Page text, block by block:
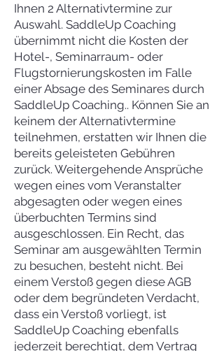
Ihnen 2 Alternativtermine zur
Auswahl. SaddleUp Coaching
übernimmt nicht die Kosten der
Hotel-, Seminarraum- oder
Flugstornierungskosten im Falle
einer Absage des Seminares durch
SaddleUp Coaching.. Können Sie an
keinem der Alternativtermine
teilnehmen, erstatten wir Ihnen die
bereits geleisteten Gebühren
zurück. Weitergehende Ansprüche
wegen eines vom Veranstalter
abgesagten oder wegen eines
überbuchten Termins sind
ausgeschlossen. Ein Recht, das
Seminar am ausgewählten Termin
zu besuchen, besteht nicht. Bei
einem Verstoß gegen diese AGB
oder dem begründeten Verdacht,
dass ein Verstoß vorliegt, ist
SaddleUp Coaching ebenfalls
jederzeit berechtigt, dem Vertrag